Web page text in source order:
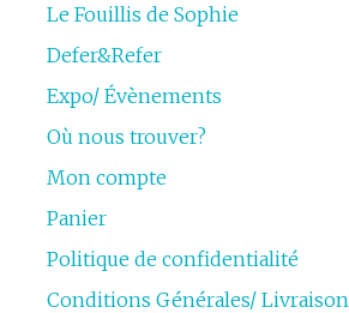
Le Fouillis de Sophie
Defer&Refer
Expo/ Évènements
Où nous trouver?
Mon compte
Panier
Politique de confidentialité
Conditions Générales/ Livraison